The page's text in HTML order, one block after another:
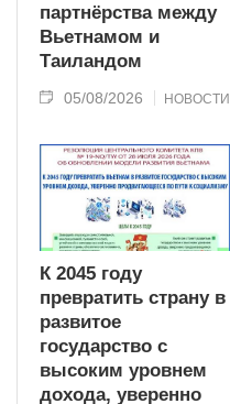
партнёрства между
Вьетнамом и
Таиландом
05/08/2026 НОВОСТИ
К 2045 году
превратить страну в
развитое
государство с
высоким уровнем
дохода, уверенно